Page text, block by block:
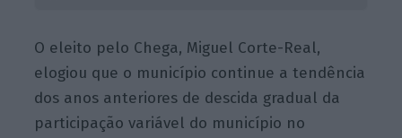
O eleito pelo Chega, Miguel Corte-Real,
elogiou que o município continue a tendência
dos anos anteriores de descida gradual da
participação variável do município no